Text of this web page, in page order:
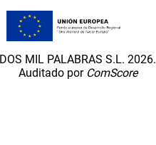
DOS MIL PALABRAS S.L. 2026.
Auditado por ComScore